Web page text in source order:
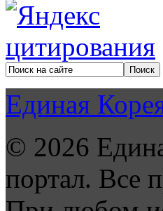
Единая
© 2026
портал. Все